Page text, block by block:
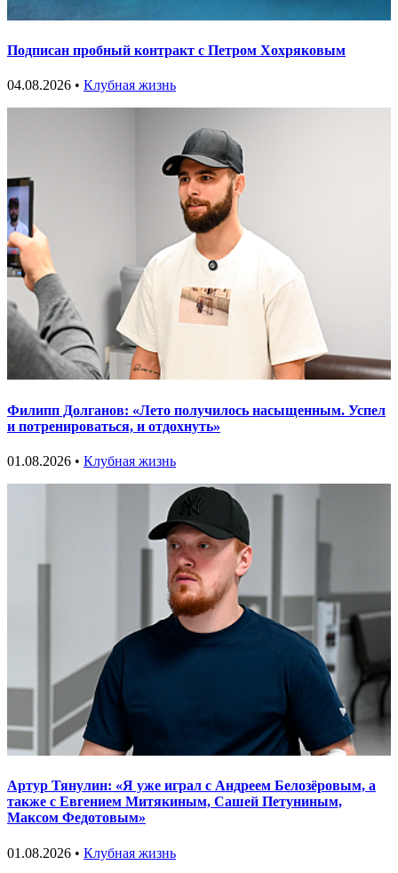
Подписан пробный контракт с Петром Хохряковым
04.08.2026 • Клубная жизнь
Филипп Долганов: «Лето получилось насыщенным. Успел
и потренироваться, и отдохнуть»
01.08.2026 • Клубная жизнь
Артур Тянулин: «Я уже играл с Андреем Белозёровым, а
также с Евгением Митякиным, Сашей Петуниным,
Максом Федотовым»
01.08.2026 • Клубная жизнь